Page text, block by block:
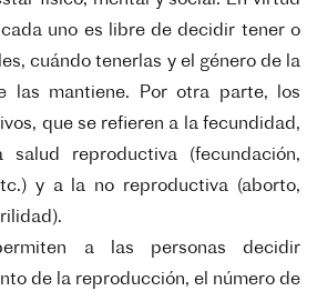
uno es libre de decidir tener o
cuándotenerlas y el género de la
las mantiene. Por otra parte, los
que se refieren a la fecundidad,
salud reproductiva (fecundación,
y a la no reproductiva (aborto,
a las personas decidir
de la reproducción, el número de